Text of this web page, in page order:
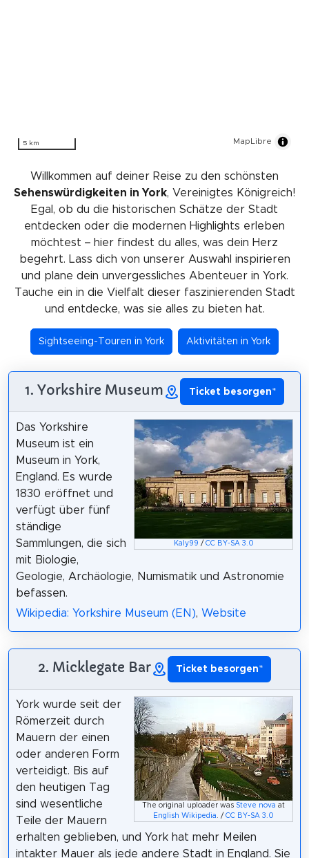
5 km MapLibre
Willkommen auf deiner Reise zu den schönsten
Sehenswürdigkeiten in York, Vereinigtes Königreich!
Egal, ob du die historischen Schätze der Stadt
entdecken oder die modernen Highlights erleben
möchtest – hier findest du alles, was dein Herz
begehrt. Lass dich von unserer Auswahl inspirieren
und plane dein unvergessliches Abenteuer in York.
Tauche ein in die Vielfalt dieser faszinierenden Stadt
und entdecke, was sie alles zu bieten hat.
Sightseeing-Touren in York Aktivitäten in York
1. Yorkshire Museum Ticket besorgen*
Kaly99 / CC BY-SA 3.0
Das Yorkshire
Museum ist ein
Museum in York,
England. Es wurde
1830 eröffnet und
verfügt über fünf
ständige
Sammlungen, die sich
mit Biologie,
Geologie, Archäologie, Numismatik und Astronomie
befassen.
Wikipedia: Yorkshire Museum (EN), Website
2. Micklegate Bar Ticket besorgen*
The original uploader was Steve nova at
English Wikipedia . /CC BY-SA 3.0
York wurde seit der
Römerzeit durch
Mauern der einen
oder anderen Form
verteidigt. Bis auf
den heutigen Tag
sind wesentliche
Teile der Mauern
erhalten geblieben, und York hat mehr Meilen
intakter Mauer als jede andere Stadt in England. Sie